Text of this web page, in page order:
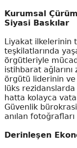
Kurumsal
Siyasi Baskılar
Liyakat ilkelerinin
teşkilatlarında
örgütleriyle
istihbarat ağlarını
örgütü liderinin
lüks rezidanslarda
hatta kolayca
Güvenlik
anılan
Derinleşen